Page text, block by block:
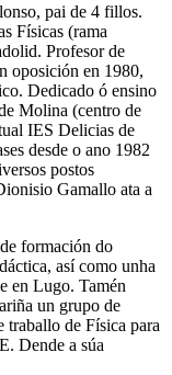
pai de 4 fillos.
Físicas (rama
Profesor de
oposición en 1980,
Dedicado ó ensino
Molina (centro de
IES Delicias de
desde o ano 1982
postos
Gamallo ata a
formación do
así como unha
en Lugo. Tamén
un grupo de
traballo de Física para
Dende a súa